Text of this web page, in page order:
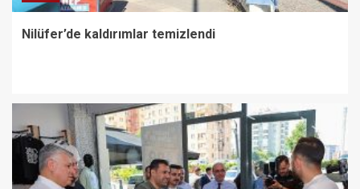
Nilüfer’de kaldırımlar temizlendi